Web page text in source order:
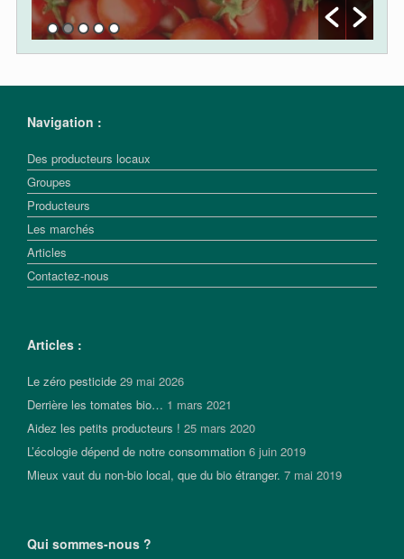
Navigation :
Des producteurs locaux
Groupes
Producteurs
Les marchés
Articles
Contactez-nous
Articles :
Le zéro pesticide 29 mai 2026
Derrière les tomates bio… 1 mars 2021
Aidez les petits producteurs ! 25 mars 2020
L’écologie dépend de notre consommation 6 juin 2019
Mieux vaut du non-bio local, que du bio étranger. 7 mai 2019
Qui sommes-nous ?